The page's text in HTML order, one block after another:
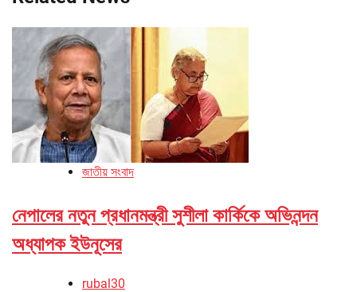
জাতীয় সংবাদ
নেপালের নতুন প্রধানমন্ত্রী সুশীলা কার্কিকে অভিনন্দন
অধ্যাপক ইউনূসের
rubal30